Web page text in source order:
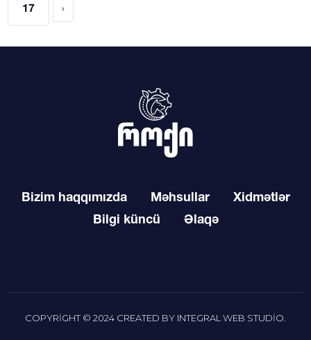
17 ›
Bizim haqqımızda Məhsullar
Xidmətlər
Bilgi küncü
Əlaqə
COPYRIGHT © 2024 CREATED BY INTEGRAL WEB STUDIO